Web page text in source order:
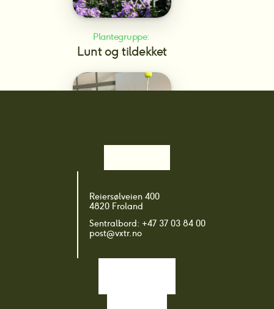
Plantegruppe:
Lunt og tildekket
Prydkultivarer
Reiersølveien 400
4820 Froland
Sentralbord: +47 37 03 84 00
post@vxtr.no